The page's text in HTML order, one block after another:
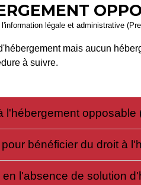
légale et administrative
mais aucun
à suivre.
l'hébergement opposable
bénéficier du droit à
l'absence de solution